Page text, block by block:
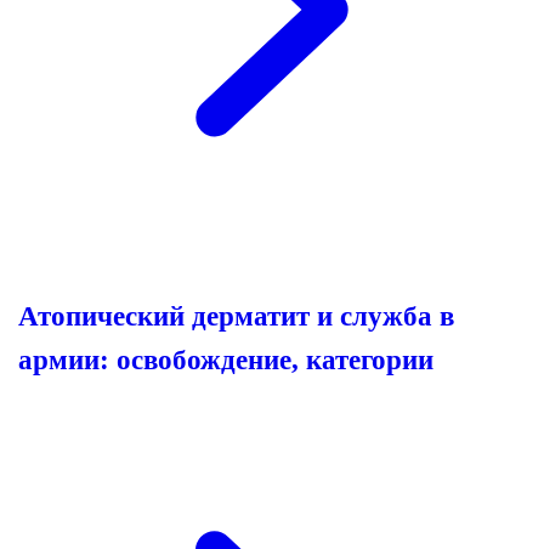
Атопический дерматит и служба в
армии: освобождение, категории